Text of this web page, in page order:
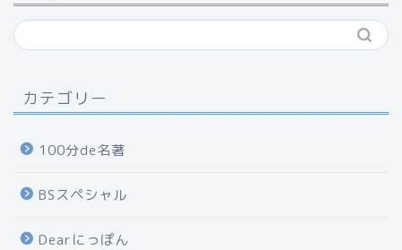
カテゴリー
100分de名著
BSスペシャル
Dearにっぽん